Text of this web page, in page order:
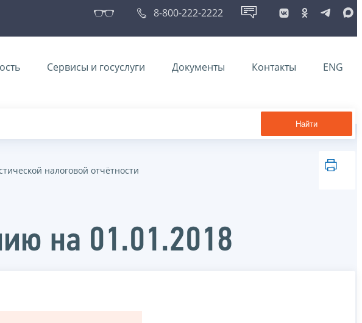
8-800-222-2222
Сервисы и госуслуги Документы Контакты ENG
Найти
налоговой отчётности
на 01.01.2018